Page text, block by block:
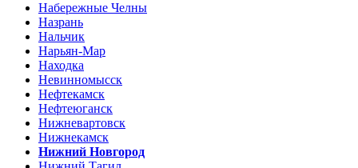
Набережные Челны
Назрань
Нальчик
Нарьян-Мар
Находка
Невинномысск
Нефтекамск
Нефтеюганск
Нижневартовск
Нижнекамск
Нижний Новгород